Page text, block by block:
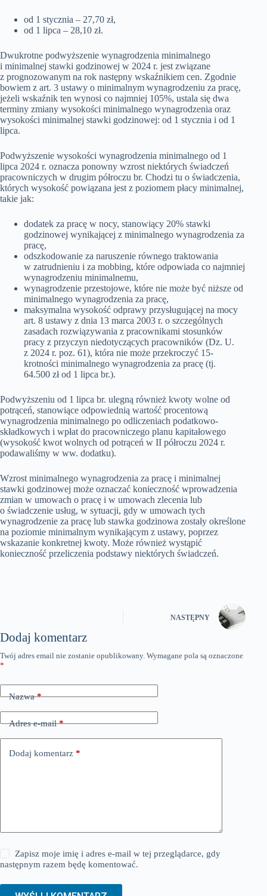
od 1 stycznia – 27,70 zł,
od 1 lipca – 28,10 zł.
Dwukrotne podwyższenie wynagrodzenia minimalnego
i minimalnej stawki godzinowej w 2024 r. jest związane
z prognozowanym na rok następny wskaźnikiem cen. Zgodnie
bowiem z art. 3 ustawy o minimalnym wynagrodzeniu za pracę,
jeżeli wskaźnik ten wynosi co najmniej 105%, ustala się dwa
terminy zmiany wysokości minimalnego wynagrodzenia oraz
wysokości minimalnej stawki godzinowej: od 1 stycznia i od 1
lipca.
Podwyższenie wysokości wynagrodzenia minimalnego od 1
lipca 2024 r. oznacza ponowny wzrost niektórych świadczeń
pracowniczych w drugim półroczu br. Chodzi tu o świadczenia,
których wysokość powiązana jest z poziomem płacy minimalnej,
takie jak:
dodatek za pracę w nocy, stanowiący 20% stawki
godzinowej wynikającej z minimalnego wynagrodzenia za
pracę,
odszkodowanie za naruszenie równego traktowania
w zatrudnieniu i za mobbing, które odpowiada co najmniej
wynagrodzeniu minimalnemu,
wynagrodzenie przestojowe, które nie może być niższe od
minimalnego wynagrodzenia za pracę,
maksymalna wysokość odprawy przysługującej na mocy
art. 8 ustawy z dnia 13 marca 2003 r. o szczególnych
zasadach rozwiązywania z pracownikami stosunków
pracy z przyczyn niedotyczących pracowników (Dz. U.
z 2024 r. poz. 61), która nie może przekroczyć 15-
krotności minimalnego wynagrodzenia za pracę (tj.
64.500 zł od 1 lipca br.).
Podwyższeniu od 1 lipca br. ulegną również kwoty wolne od
potrąceń, stanowiące odpowiednią wartość procentową
wynagrodzenia minimalnego po odliczeniach podatkowo-
składkowych i wpłat do pracowniczego planu kapitałowego
(wysokość kwot wolnych od potrąceń w II półroczu 2024 r.
podawaliśmy w ww. dodatku).
Wzrost minimalnego wynagrodzenia za pracę i minimalnej
stawki godzinowej może oznaczać konieczność wprowadzenia
zmian w umowach o pracę i w umowach zlecenia lub
o świadczenie usług, w sytuacji, gdy w umowach tych
wynagrodzenie za pracę lub stawka godzinowa zostały określone
na poziomie minimalnym wynikającym z ustawy, poprzez
wskazanie konkretnej kwoty. Może również wystąpić
konieczność przeliczenia podstawy niektórych świadczeń.
NASTĘPNY
Dodaj komentarz
Twój adres email nie zostanie opublikowany. Wymagane pola są oznaczone
*
Nazwa*
Adres e-mail*
Dodaj komentarz *
Zapisz moje imię i adres e-mail w tej przeglądarce, gdy
następnym razem będę komentować.